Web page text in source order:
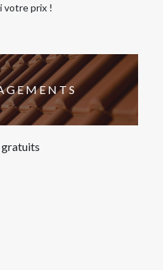
votre prix !
gratuits